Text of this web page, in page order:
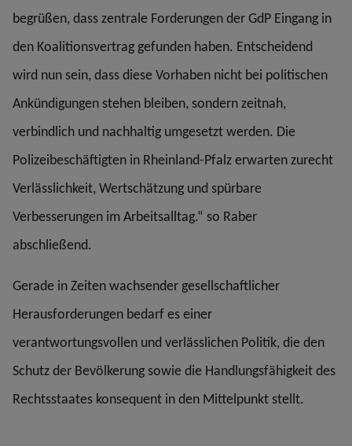
begrüßen, dass zentrale Forderungen der GdP Eingang in
den Koalitionsvertrag gefunden haben. Entscheidend
wird nun sein, dass diese Vorhaben nicht bei politischen
Ankündigungen stehen bleiben, sondern zeitnah,
verbindlich und nachhaltig umgesetzt werden. Die
Polizeibeschäftigten in Rheinland-Pfalz erwarten zurecht
Verlässlichkeit, Wertschätzung und spürbare
Verbesserungen im Arbeitsalltag.“ so Raber
abschließend.
Gerade in Zeiten wachsender gesellschaftlicher
Herausforderungen bedarf es einer
verantwortungsvollen und verlässlichen Politik, die den
Schutz der Bevölkerung sowie die Handlungsfähigkeit des
Rechtsstaates konsequent in den Mittelpunkt stellt.